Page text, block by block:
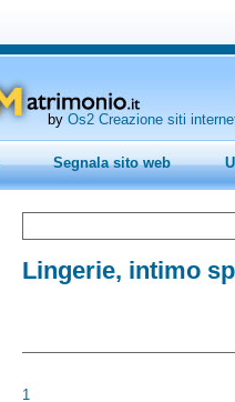
by Os2 Creazione siti
Segnala sito web
Lingerie, intimo
1